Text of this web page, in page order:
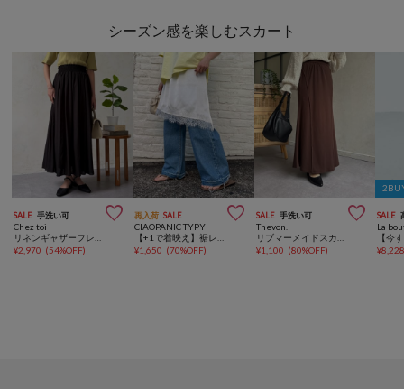
シーズン感を楽しむスカート
SALE 手洗い可 
Chez toi
リネンギャザーフレアスカート
¥2,970 (54%OFF)
再入荷 SALE 
CIAOPANIC TYPY
【+1で着映え】裾レースアシメスカート
¥1,650 (70%OFF)
SALE 手洗い可 
Thevon.
リブマーメイドスカート
¥1,100 (80%OFF)
SALE
La
¥